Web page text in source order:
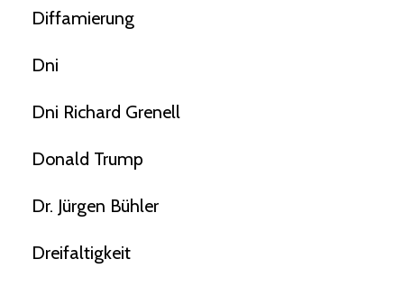
Diffamierung
Dni
Dni Richard Grenell
Donald Trump
Dr. Jürgen Bühler
Dreifaltigkeit